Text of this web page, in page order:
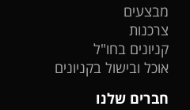
מבצעים
צרכנות
קניונים בחו"ל
אוכל ובישול בקניונים
חברים שלנו